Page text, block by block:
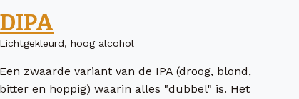
DIPA
Lichtgekleurd, hoog alcohol
Een zwaarde variant van de IPA (droog, blond,
bitter en hoppig) waarin alles "dubbel" is. Het